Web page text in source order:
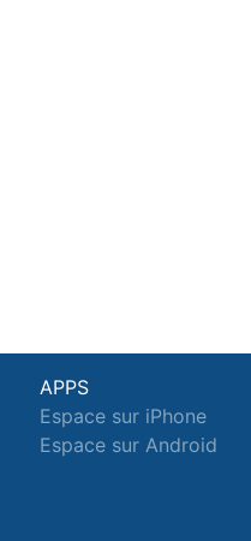
APPS
Espace sur iPhone
Espace sur Android